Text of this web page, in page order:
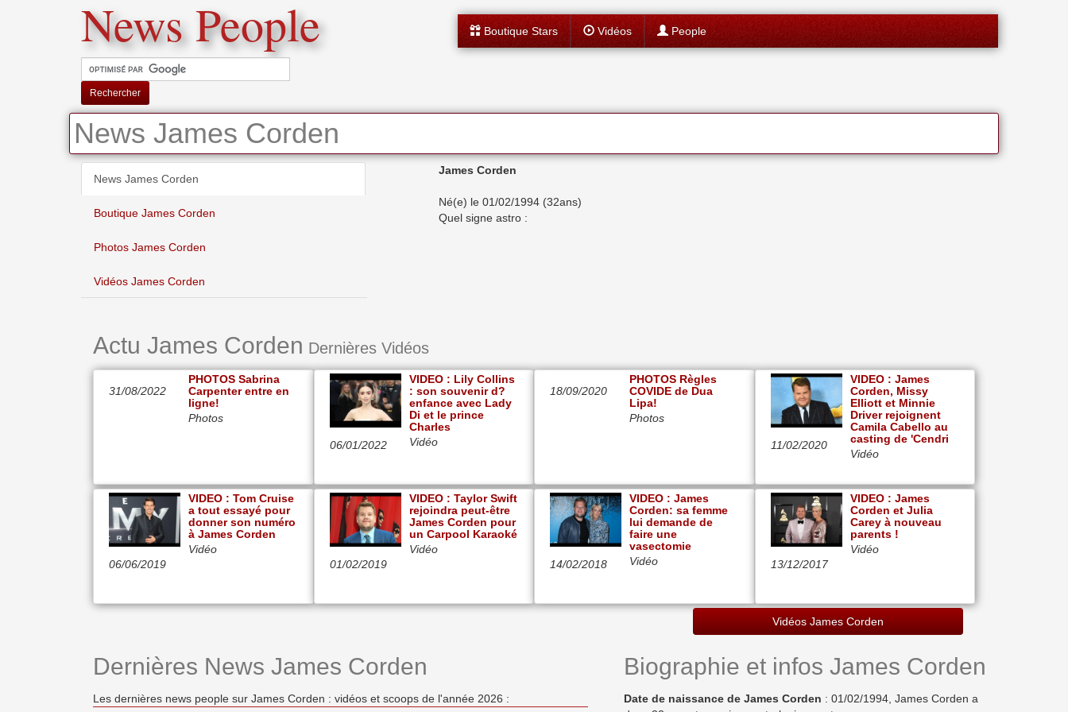
News People
Rechercher
Boutique Stars Vidéos People
News James Corden
News James Corden
Boutique James Corden
Photos James Corden
Vidéos James Corden
James Corden
Né(e) le 01/02/1994 (32ans)
Quel signe astro :
Actu James Corden Dernières Vidéos
31/08/2022
PHOTOS Sabrina
Carpenter entre en
ligne!
Photos
06/01/2022
VIDEO : Lily Collins
: son souvenir d?
enfance avec Lady
Di et le prince
Charles
Vidéo
18/09/2020
PHOTOS Règles
COVIDE de Dua
Lipa!
Photos
11/02/2020
VIDEO : James
Corden, Missy
Elliott et Minnie
Driver rejoignent
Camila Cabello au
casting de 'Cendri
Vidéo
06/06/2019
VIDEO : Tom Cruise
a tout essayé pour
donner son numéro
à James Corden
Vidéo
01/02/2019
VIDEO : Taylor Swift
rejoindra peut-être
James Corden pour
un Carpool Karaoké
Vidéo
14/02/2018
VIDEO : James
Corden: sa femme
lui demande de
faire une
vasectomie
Vidéo
13/12/2017
VIDEO : James
Corden et Julia
Carey à nouveau
parents !
Vidéo
Vidéos James Corden
Dernières News James Corden
Les dernières news people sur James Corden : vidéos et scoops de l'année 2026 :
Biographie et infos James Corden
Date de naissance de James Corden : 01/02/1994, James Corden a